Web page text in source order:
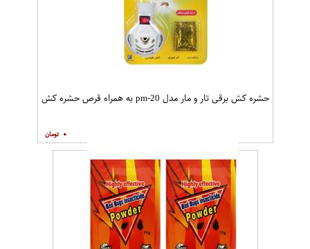
حشره کش برقی تار و مار مدل pm-20 به همراه قرص حشره کش
۰